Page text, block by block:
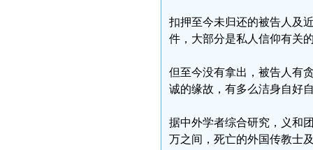
扣押至今未归还的被告人及
件，大部分是私人信仰有关
但至今没有拿出，被告人有
诚的缘故，有多么洁身自好
据中外学者综合研究，义和
万之间，死亡的外国传教士